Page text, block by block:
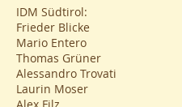
IDM Südtirol:
Frieder Blicke
Mario Entero
Thomas Grüner
Alessandro Trovati
Laurin Moser